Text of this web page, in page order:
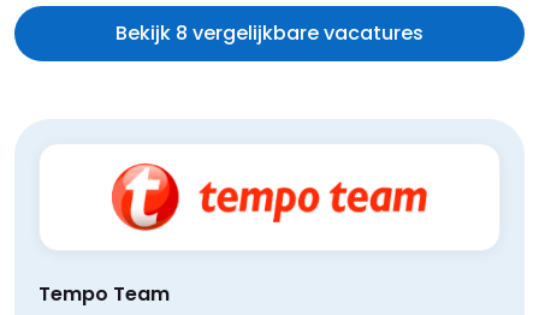
Bekijk 8 vergelijkbare vacatures
Tempo Team